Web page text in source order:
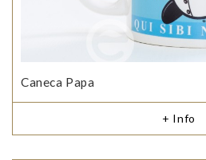
Caneca Papa
+ Info